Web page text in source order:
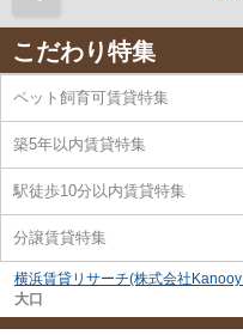
こだわり特集
ペット飼育可賃貸特集
築5年以内賃貸特集
駅徒歩10分以内賃貸特集
分譲賃貸特集
横浜賃貸リサーチ(株式会社
大口